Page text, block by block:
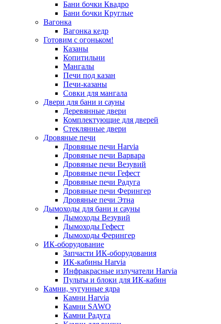
Бани бочки Квадро
Бани бочки Круглые
Вагонка
Вагонка кедр
Готовим с огоньком!
Казаны
Копитильни
Мангалы
Печи под казан
Печи-казаны
Совки для мангала
Двери для бани и сауны
Деревянные двери
Комплектующие для дверей
Стеклянные двери
Дровяные печи
Дровяные печи Harvia
Дровяные печи Варвара
Дровяные печи Везувий
Дровяные печи Гефест
Дровяные печи Радуга
Дровяные печи Ферингер
Дровяные печи Этна
Дымоходы для бани и сауны
Дымоходы Везувий
Дымоходы Гефест
Дымоходы Ферингер
ИК-оборудование
Запчасти ИК-оборудования
ИК-кабины Harvia
Инфракрасные излучатели Harvia
Пульты и блоки для ИК-кабин
Камни, чугунные ядра
Камни Harvia
Камни SAWO
Камни Радуга